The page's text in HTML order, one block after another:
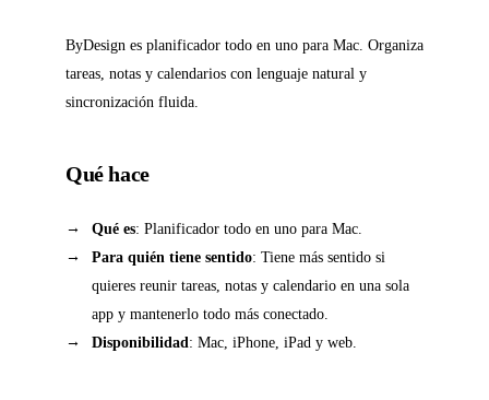
ByDesign es planificador todo en uno para Mac. Organiza
tareas, notas y calendarios con lenguaje natural y
sincronización fluida.
Qué hace
Qué es: Planificador todo en uno para Mac.
Para quién tiene sentido: Tiene más sentido si
quieres reunir tareas, notas y calendario en una sola
app y mantenerlo todo más conectado.
Disponibilidad: Mac, iPhone, iPad y web.